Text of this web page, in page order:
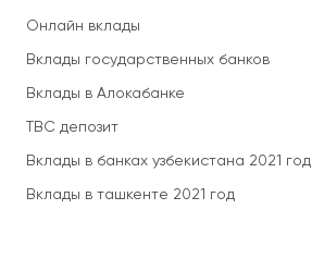
Онлайн вклады
Вклады государственных банков
Вклады в Алокабанке
TBC депозит
Вклады в банках узбекистана 2021 год
Вклады в ташкенте 2021 год